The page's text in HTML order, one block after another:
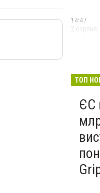
14:47
2 серпня
ТОП
ЄС